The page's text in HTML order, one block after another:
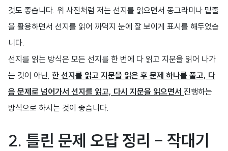
것도 좋습니다. 위 사진처럼 저는 선지를 읽으면서 동그라미나 밑줄
을 활용하면서 선지를 읽어 까먹지 눈에 잘 보이게 표시를 해두었습
니다.
선지를 읽는 방식은 모든 선지를 한 번에 다 읽고 지문을 읽어 나가
는 것이 아닌, 한 선지를 읽고 지문을 읽은 후 문제 하나를 풀고, 다
음 문제로 넘어가서 선지를 읽고, 다시 지문을 읽으면서 진행하는
방식으로 하시는 것이 좋습니다.
2. 틀린 문제 오답 정리 - 작대기